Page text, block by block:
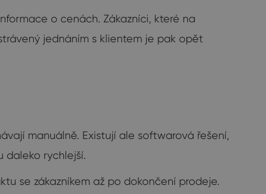
o cenách. Zákazníci, které na
jednáním s klientem je pak opět
manuálně. Existují ale softwarová řešení,
daleko rychlejší.
se zákazníkem až po dokončení prodeje.